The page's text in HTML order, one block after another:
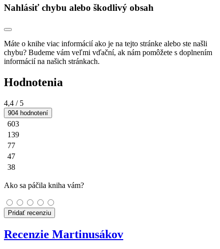
Nahlásiť chybu alebo škodlivý obsah
Máte o knihe viac informácií ako je na tejto stránke alebo ste našli
chybu? Budeme vám veľmi vďační, ak nám pomôžete s doplnením
informácií na našich stránkach.
Hodnotenia
4,4 / 5
904 hodnotení
603
139
77
47
38
Ako sa páčila kniha vám?
Pridať recenziu
Recenzie Martinusákov